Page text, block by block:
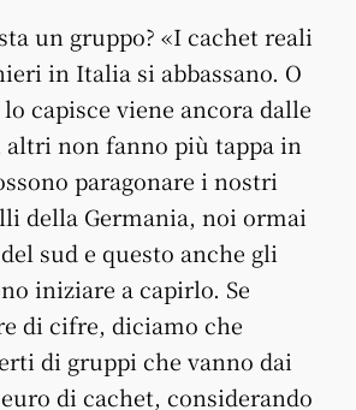
un gruppo? «I cachet reali
in Italia si abbassano. O
capisce viene ancora dalle
non fanno più tappa in
paragonare i nostri
della Germania, noi ormai
sud e questo anche gli
iniziare a capirlo. Se
di cifre, diciamo che
di gruppi che vanno dai
di cachet, considerando